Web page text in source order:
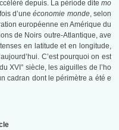
depuis. La période dite mo
d’uneéconomie monde, selon
européenne en Amérique du
de Noirs outre-Atlantique, ave
en latitude et en longitude,
C’est pourquoi on est
XVI° siècle, les aiguilles de l’ho
cadran dont le périmètre a été e